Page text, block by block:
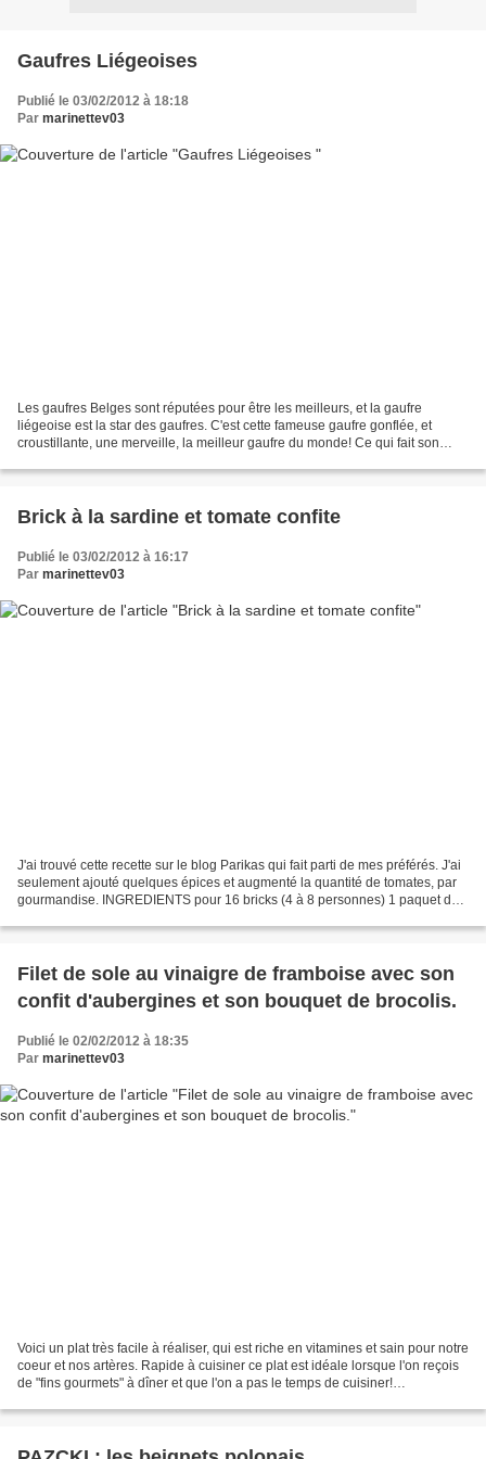
Gaufres Liégeoises
Publié le 03/02/2012 à 18:18
Par marinettev03
Les gaufres Belges sont réputées pour être les meilleurs, et la gaufre
liégeoise est la star des gaufres. C'est cette fameuse gaufre gonflée, et
croustillante, une merveille, la meilleur gaufre du monde! Ce qui fait son
Brick à la sardine et tomate confite
Publié le 03/02/2012 à 16:17
Par marinettev03
J'ai trouvé cette recette sur le blog Parikas qui fait parti de mes préférés. J'ai
seulement ajouté quelques épices et augmenté la quantité de tomates, par
gourmandise. INGREDIENTS pour 16 bricks (4 à 8 personnes) 1 paquet de
Filet de sole au vinaigre de framboise avec son
confit d'aubergines et son bouquet de brocolis.
Publié le 02/02/2012 à 18:35
Par marinettev03
Voici un plat très facile à réaliser, qui est riche en vitamines et sain pour notre
coeur et nos artères. Rapide à cuisiner ce plat est idéale lorsque l'on reçois
de "fins gourmets" à dîner et que l'on a pas le temps de cuisiner!